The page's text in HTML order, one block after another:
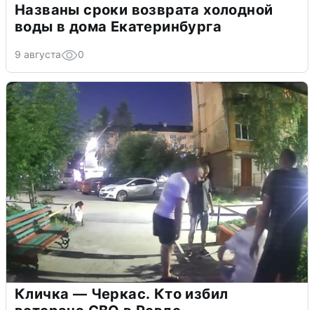
Названы сроки возврата холодной
воды в дома Екатеринбурга
9 августа 0
Кличка — Черкас. Кто избил